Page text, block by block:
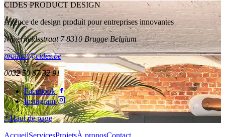
CIDES PRODUCT DESIGN
Agence de design produit pour entreprises innovantes
Nijverheidsstraat 7 8310 Brugge Belgium
product@cides.be
0032 50 67 32 91
Facebook
Instagram
↑ Haut de page